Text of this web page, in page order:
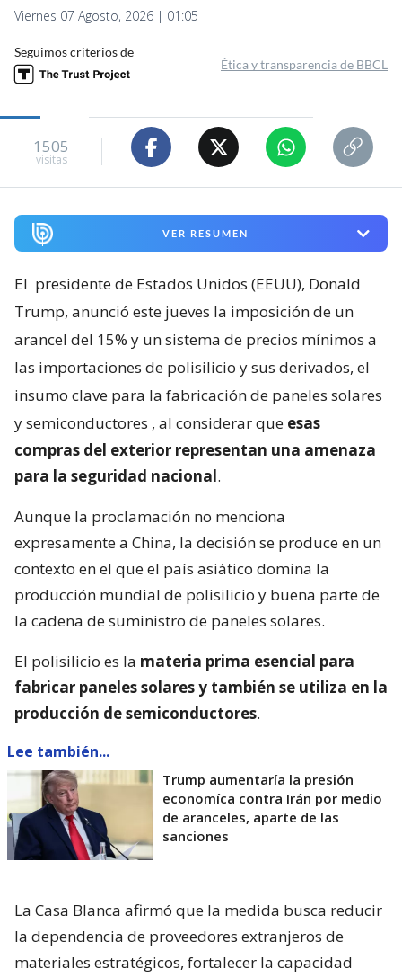
Viernes 07 Agosto, 2026 | 01:05
Seguimos criterios de
Ética y transparencia de BBCL
1505
visitas
VER RESUMEN
El presidente de Estados Unidos (EEUU), Donald
Trump, anunció este jueves la imposición de un
arancel del 15% y un sistema de precios mínimos a
las importaciones de polisilicio y sus derivados, el
insumo clave para la fabricación de paneles solares
y semiconductores , al considerar que esas
compras del exterior representan una amenaza
para la seguridad nacional.
Aunque la proclamación no menciona
expresamente a China, la decisión se produce en un
contexto en el que el país asiático domina la
producción mundial de polisilicio y buena parte de
la cadena de suministro de paneles solares.
El polisilicio es la materia prima esencial para
fabricar paneles solares y también se utiliza en la
producción de semiconductores.
Lee también...
Trump aumentaría la presión
economíca contra Irán por medio
de aranceles, aparte de las
sanciones
La Casa Blanca afirmó que la medida busca reducir
la dependencia de proveedores extranjeros de
materiales estratégicos, fortalecer la capacidad